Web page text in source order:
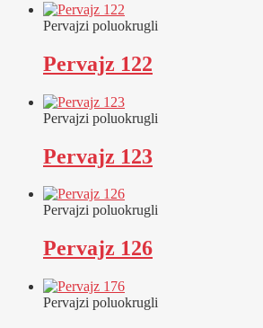
Pervajzi poluokrugli
Pervajz 122
Pervajzi poluokrugli
Pervajz 123
Pervajzi poluokrugli
Pervajz 126
Pervajzi poluokrugli